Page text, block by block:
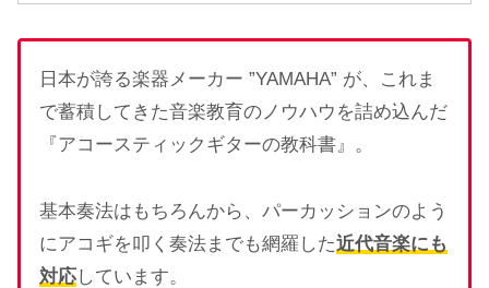
日本が誇る楽器メーカー ”YAMAHA” が、これま
で蓄積してきた音楽教育のノウハウを詰め込んだ
『アコースティックギターの教科書』。
基本奏法はもちろんから、パーカッションのよう
にアコギを叩く奏法までも網羅した近代音楽にも
対応しています。